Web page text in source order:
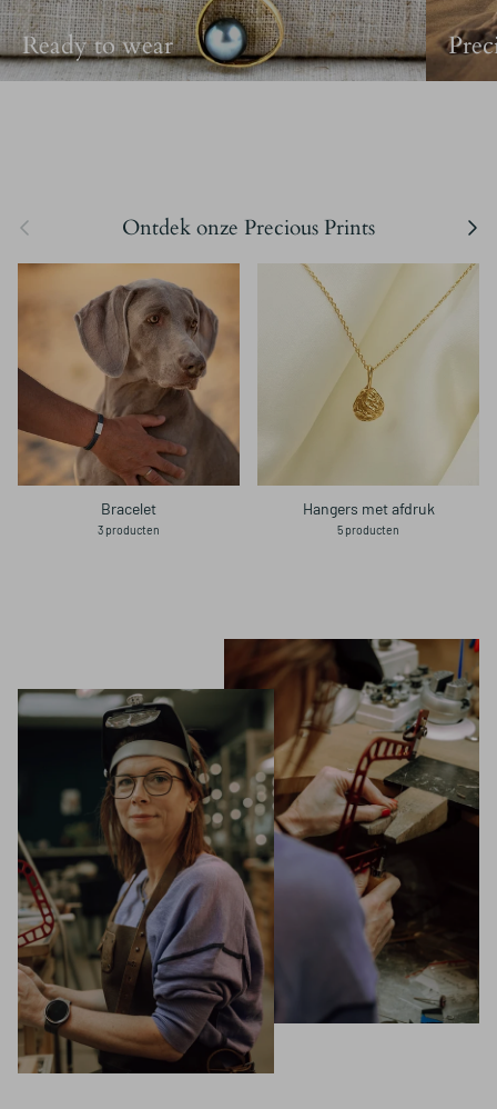
Ready to wear
Vorige Ontdek onze Precious Prints
Bracelet
3 producten
Hangers met afdruk
5 producten